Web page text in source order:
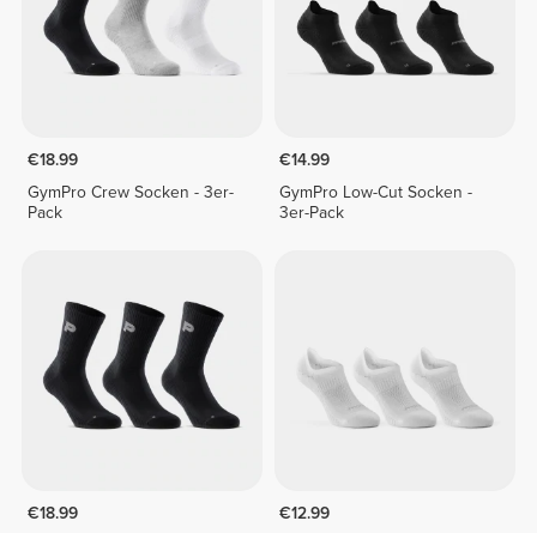
€18.99
GymPro Crew Socken - 3er-
Pack
€14.99
GymPro Low-Cut Socken -
3er-Pack
€18.99
€12.99